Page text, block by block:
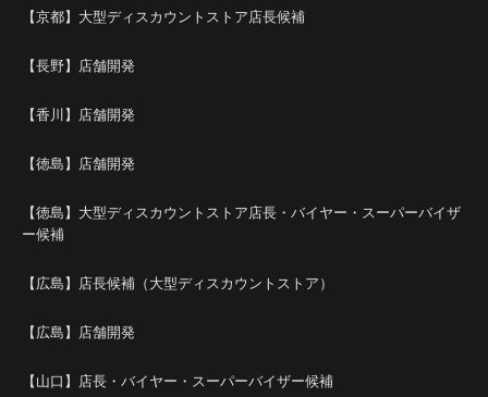
【京都】大型ディスカウントストア店長候補
【長野】店舗開発
【香川】店舗開発
【徳島】店舗開発
【徳島】大型ディスカウントストア店長・バイヤー・スーパーバイザ
ー候補
【広島】店長候補（大型ディスカウントストア）
【広島】店舗開発
【山口】店長・バイヤー・スーパーバイザー候補